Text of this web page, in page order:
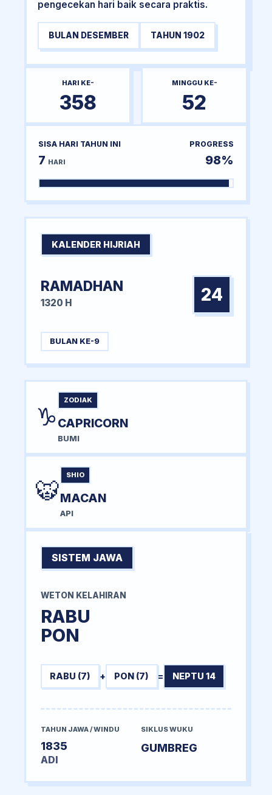
pengecekan hari baik secara praktis.
BULAN DESEMBER TAHUN 1902
HARI KE-
358
MINGGU KE-
52
SISA HARI TAHUN INI
7 HARI
PROGRESS
98%
KALENDER HIJRIAH
RAMADHAN
1320 H 24
BULAN KE-9
♑
ZODIAK
CAPRICORN
BUMI
🐯
SHIO
MACAN
API
SISTEM JAWA
WETON KELAHIRAN
RABU
PON
RABU (7) + PON (7) = NEPTU 14
TAHUN JAWA / WINDU
1835
ADI
SIKLUS WUKU
GUMBREG